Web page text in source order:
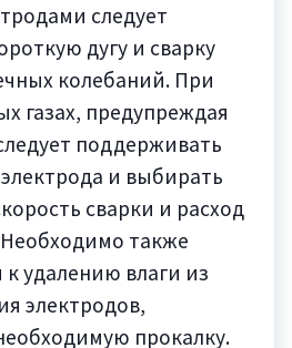
следует
дугу и сварку
колебаний. При
газах, предупреждая
поддерживать
и выбирать
сварки и расход
также
удалению влаги из
электродов,
прокалку.